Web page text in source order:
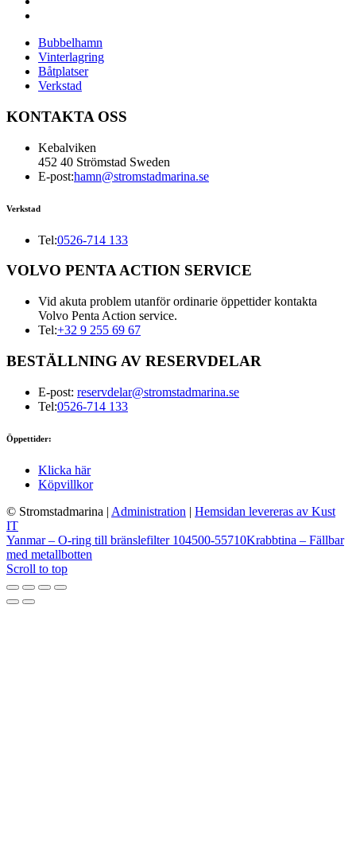
Bubbelhamn
Vinterlagring
Båtplatser
Verkstad
KONTAKTA OSS
Kebalviken
452 40 Strömstad Sweden
E-post:hamn@stromstadmarina.se
Verkstad
Tel:0526-714 133
VOLVO PENTA ACTION SERVICE
Vid akuta problem utanför ordinarie öppettider kontakta
Volvo Penta Action service.
Tel:+32 9 255 69 67
BESTÄLLNING AV RESERVDELAR
E-post: reservdelar@stromstadmarina.se
Tel:0526-714 133
Öppettider:
Klicka här
Köpvillkor
© Stromstadmarina | Administration | Hemsidan levereras av Kust
IT
Yanmar – O-ring till bränslefilter 104500-55710Krabbtina – Fällbar
med metallbotten
Scroll to top